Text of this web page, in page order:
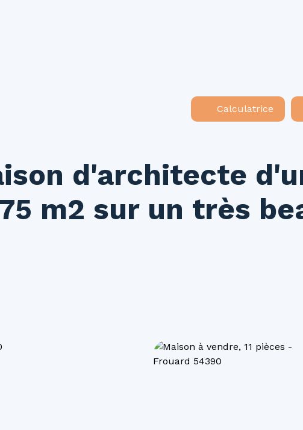
Calculatrice
d'architecte
m2 sur un très